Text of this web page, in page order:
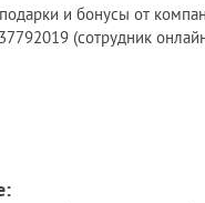
и бонусы от
(сотрудник